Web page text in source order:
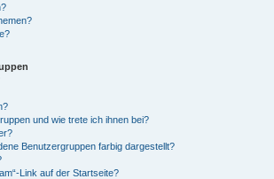
und wie trete ich ihnen bei?
Benutzergruppen farbig dargestellt?
Link auf der Startseite?